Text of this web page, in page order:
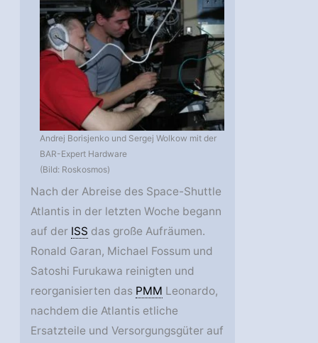
Andrej Borisjenko und Sergej Wolkow mit der
BAR-Expert Hardware
(Bild: Roskosmos)
Nach der Abreise des Space-Shuttle
Atlantis in der letzten Woche begann
auf der ISS das große Aufräumen.
Ronald Garan, Michael Fossum und
Satoshi Furukawa reinigten und
reorganisierten das PMM Leonardo,
nachdem die Atlantis etliche
Ersatzteile und Versorgungsgüter auf